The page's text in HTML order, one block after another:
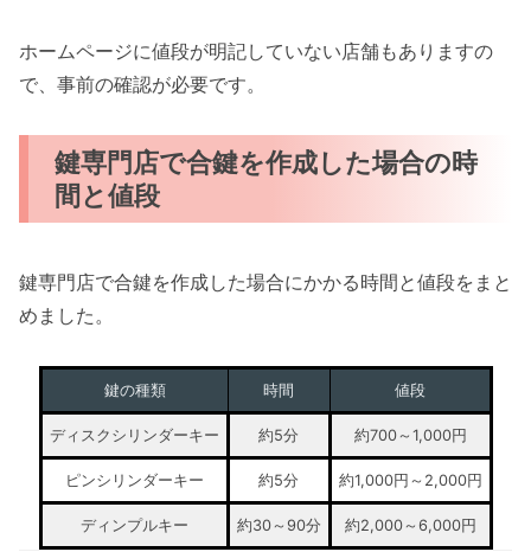
ホームページに値段が明記していない店舗もありますの
で、事前の確認が必要です。
鍵専門店で合鍵を作成した場合の時
間と値段
鍵専門店で合鍵を作成した場合にかかる時間と値段をまと
めました。
鍵の種類 時間 値段
ディスクシリンダーキー 約5分 約700～1,000円
ピンシリンダーキー 約5分 約1,000円～2,000円
ディンプルキー 約30～90分 約2,000～6,000円